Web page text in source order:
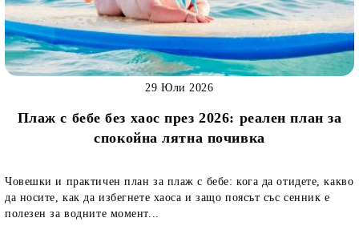
Плаж с бебе без хаос през 2026: реален план за
спокойна лятна почивка
29 Юли 2026
Човешки и практичен план за плаж с бебе: кога да отидете, какво
да носите, как да избегнете хаоса и защо поясът със сенник е
полезен за водните момент...